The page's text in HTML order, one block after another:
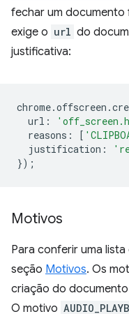
fechar um documento
exige o url do
justificativa:
chrome.offscreen .
url :
reasons : [
justification :
});
Motivos
Para conferir uma
seção Motivos. Os
criação do
O motivo